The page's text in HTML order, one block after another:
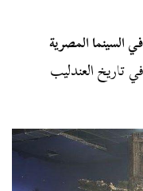
السينما المصرية
مكانة هامة في تاريخ العندليب